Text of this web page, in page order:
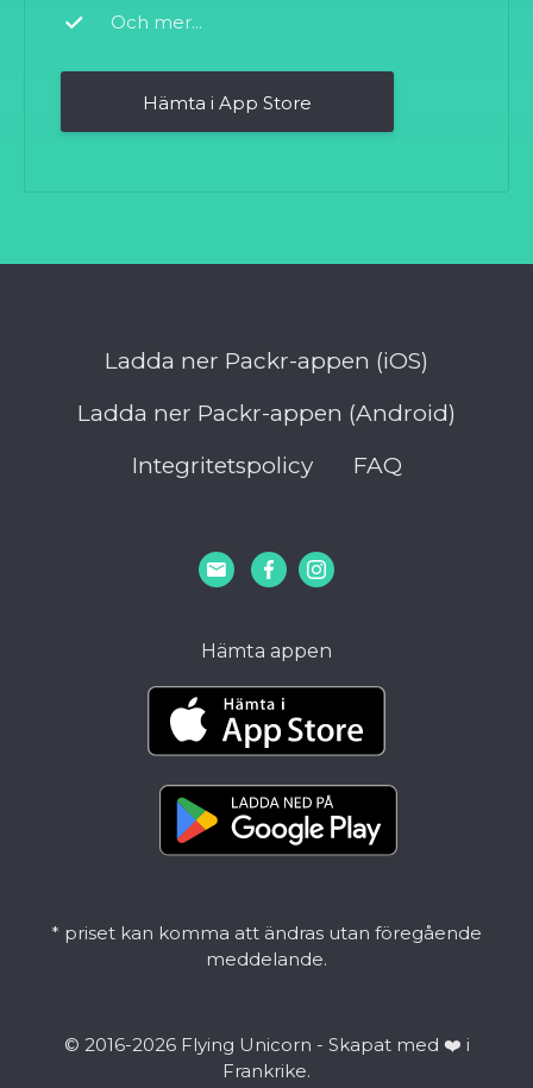
Och mer...
Hämta i App Store
Ladda ner Packr-appen (iOS)
Ladda ner Packr-appen (Android)
Integritetspolicy
FAQ
Hämta appen
* priset kan komma att ändras utan föregående
meddelande.
© 2016-2026 Flying Unicorn - Skapat med ❤️ i
Frankrike.